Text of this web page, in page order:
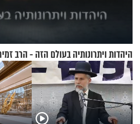
היהדות ויתרונותיה בעולם הזה - הרב